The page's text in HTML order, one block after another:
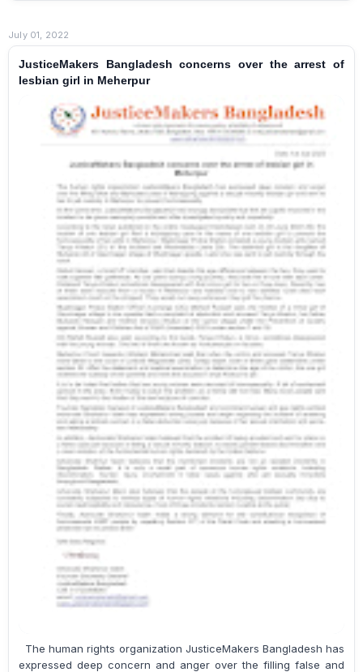
July 01, 2022
JusticeMakers Bangladesh concerns over the arrest of
lesbian girl in Meherpur
expressed deep concern and anger over the filling false and